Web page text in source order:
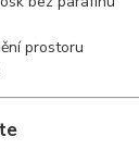
prostoru